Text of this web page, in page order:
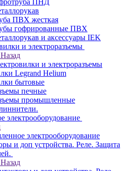
ПВХ жесткая
гофрированные ПВХ
и аксессуары IEK
и электроразъемы
Назад
и электроразъемы
Legrand Helium
бытовые
печные
промышленные
электрооборудование
и доп устройства. Реле. Защита
Назад